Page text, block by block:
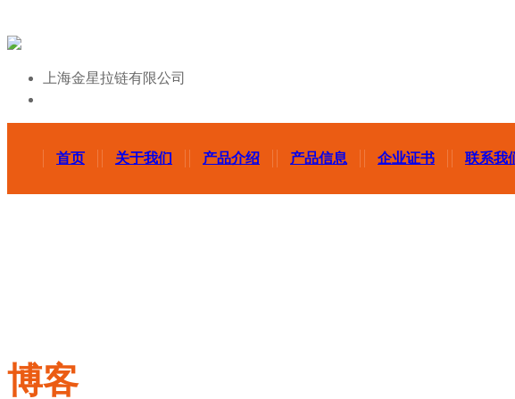
上海金星拉链有限公司
首页 关于我们 产品介绍 产品信息 企业证书 联系我
博客